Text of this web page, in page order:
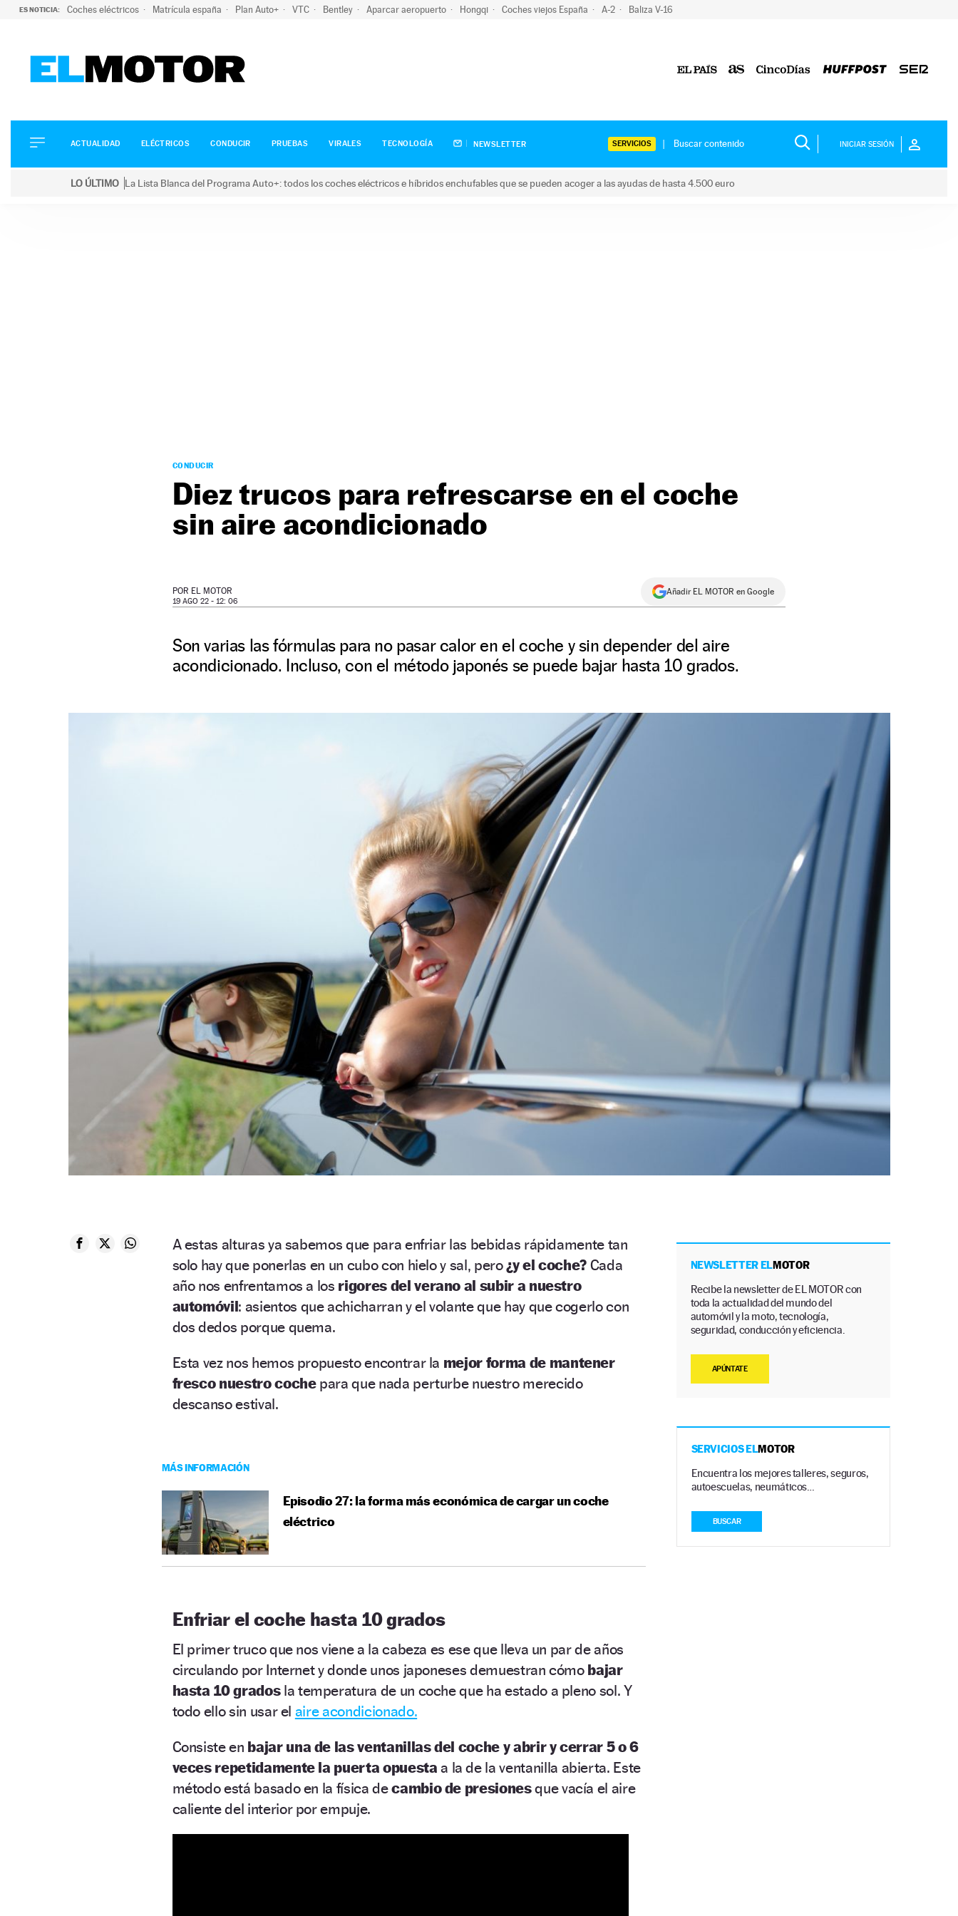
ES NOTICIA: Coches eléctricos Matrícula españa Plan Auto+ VTC Bentley Aparcar aeropuerto Hongqi Coches viejos España A-2 Baliza V-16
ELÉCTRICOS
CONDUCIR
ACTUALIDAD ELÉCTRICOS CONDUCIR PRUEBAS VIRALES TECNOLOGÍA NEWSLETTER SERVICIOS INICIAR SESIÓN
LO ÚLTIMO La Lista Blanca del Programa Auto+: todos los coches eléctricos e híbridos enchufables que se pueden acoger a las ayudas de hasta 4.500 euro
CONDUCIR
Diez trucos para refrescarse en el coche
sin aire acondicionado
POR EL MOTOR
19 AGO 22 - 12: 06
Añadir EL MOTOR en Google
Son varias las fórmulas para no pasar calor en el coche y sin depender del aire
acondicionado. Incluso, con el método japonés se puede bajar hasta 10 grados.
A estas alturas ya sabemos que para enfriar las bebidas rápidamente tan
solo hay que ponerlas en un cubo con hielo y sal, pero¿y el coche? Cada
año nos enfrentamos a los rigores del verano al subir a nuestro
automóvil: asientos que achicharran y el volante que hay que cogerlo con
dos dedos porque quema.
Esta vez nos hemos propuesto encontrar la mejor forma de mantener
fresco nuestro cochepara que nada perturbe nuestro merecido
descanso estival.
MÁS INFORMACIÓN
Episodio 27: la forma más económica de cargar un coche
eléctrico
Enfriar el coche hasta 10 grados
El primer truco que nos viene a la cabeza es ese que lleva un par de años
circulando por Internet y donde unos japoneses demuestran cómo bajar
hasta 10 gradosla temperatura de un coche que ha estado a pleno sol. Y
todo ello sin usar el aire acondicionado.
Consiste en bajar una de las ventanillas del coche y abrir y cerrar 5 o 6
veces repetidamente la puerta opuesta a la de la ventanilla abierta. Este
método está basado en la física decambio de presionesque vacía el aire
caliente del interior por empuje.
NEWSLETTER ELMOTOR
Recibe la newsletter de EL MOTOR con
toda la actualidad del mundo del
automóvil y la moto, tecnología,
seguridad, conducción y eficiencia.
APÚNTATE
SERVICIOS ELMOTOR
Encuentra los mejores talleres, seguros,
autoescuelas, neumáticos…
BUSCAR